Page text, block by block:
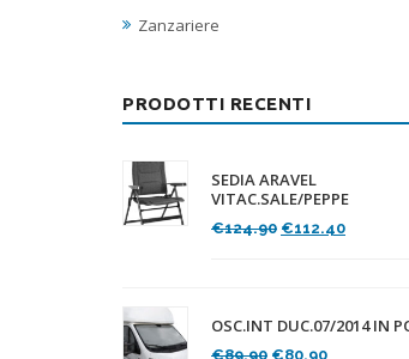
Zanzariere
PRODOTTI RECENTI
SEDIA ARAVEL
VITAC.SALE/PEPPE
€124.90 Il
€124.90.
€112.40Il
OSC.INT DUC.07/2014 IN
€89.90 Il
€80.90Il